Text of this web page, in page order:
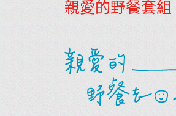
屏東縣 臺南 心得文
親愛的野餐套